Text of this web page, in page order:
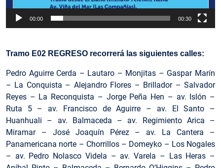
00:00 00:30
Tramo E02 REGRESO recorrerá las siguientes calles:
Pedro Aguirre Cerda – Lautaro – Monjitas – Gaspar Marín
– La Conquista – Alejandro Flores – Brillador – Salvador
Reyes – La Reconquista – Jorge Peña Hen – av. Islón –
Ruta 5 – av. Francisco de Aguirre – av. El Santo –
Huanhuali – av. Balmaceda – av. Regimiento Arica –
Miramar – José Joaquín Pérez – av. La Cantera –
Panamericana norte – Chorrillos – Domeyko – Los Nogales
– av. Pedro Nolasco Videla – av. Varela – Las Heras –